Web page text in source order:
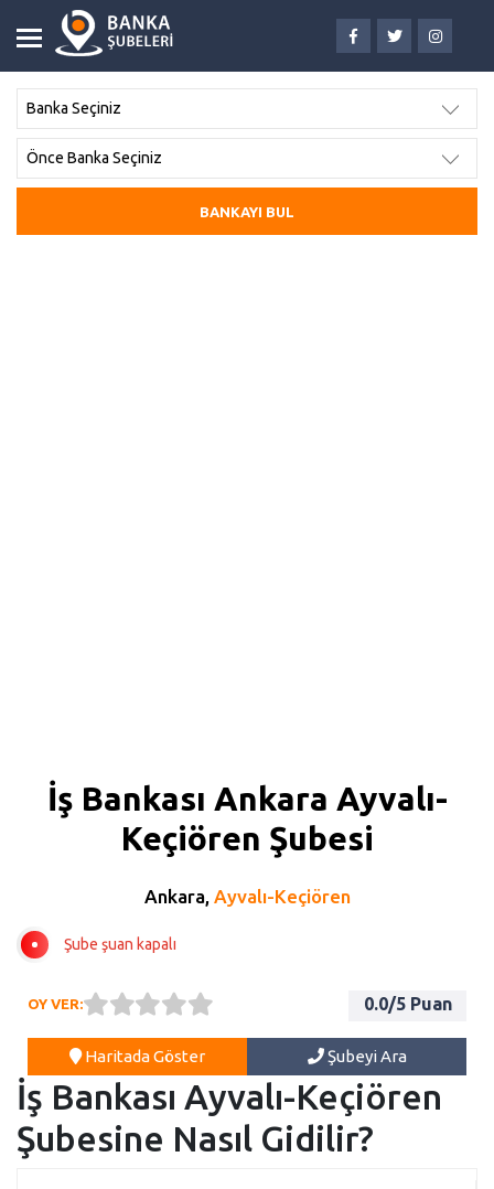
İş Bankası Ankara Ayvalı-
Keçiören Şubesi
Ankara, Ayvalı-Keçiören
Şube şuan kapalı
OY VER: 0.0/5 Puan
Haritada Göster Şubeyi Ara
İş Bankası Ayvalı-Keçiören
Şubesine Nasıl Gidilir?